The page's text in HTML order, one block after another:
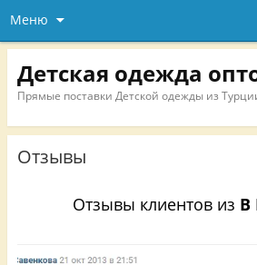
Меню
Детская одежда
Прямые поставки Детской одежды из
Отзывы
Отзывы клиентов из В